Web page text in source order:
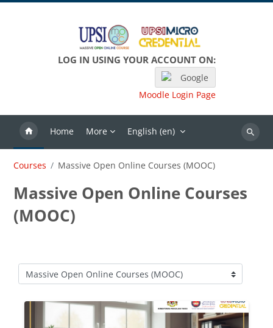
LOG IN USING YOUR ACCOUNT ON:
Google
Moodle Login Page
Home More English ‎(en)‎
Search
Courses Massive Open Online Courses (MOOC)
Massive Open Online Courses
(MOOC)
Course categories